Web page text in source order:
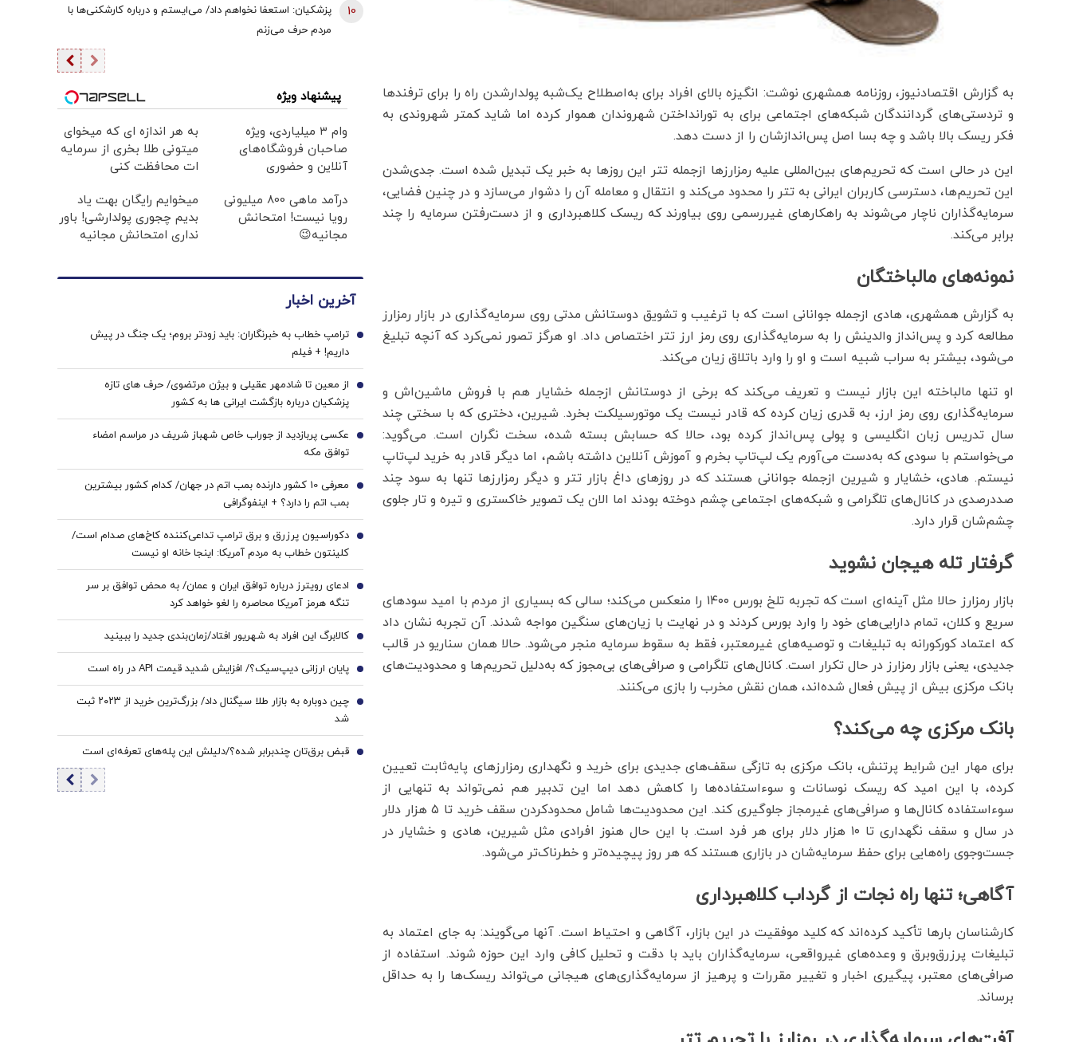
به گزارش اقتصادنیوز، روزنامه همشهری نوشت: انگیزه بالای افراد برای به‌اصطلاح یک‌شبه پولدارشدن راه را برای ترفندها
و تردستی‌های گردانندگان شبکه‌های اجتماعی برای به تورانداختن شهروندان هموار کرده اما شاید کمتر شهروندی به
فکر ریسک بالا باشد و چه بسا اصل پس‌اندازشان را از دست دهد.
این در حالی است که تحریم‌های بین‌المللی علیه رمزارزها ازجمله تتر این روزها به خبر یک تبدیل شده است. جدی‌شدن
این تحریم‌ها، دسترسی کاربران ایرانی به تتر را محدود می‌کند و انتقال و معامله آن را دشوار می‌سازد و در چنین فضایی،
سرمایه‌گذاران ناچار می‌شوند به راهکارهای غیررسمی روی بیاورند که ریسک کلاهبرداری و از دست‌رفتن سرمایه را چند
برابر می‌کند.
نمونه‌های مالباختگان
به گزارش همشهری، هادی ازجمله جوانانی است که با ترغیب و تشویق دوستانش مدتی روی سرمایه‌گذاری در بازار رمزارز
مطالعه کرد و پس‌انداز والدینش را به سرمایه‌گذاری روی رمز ارز تتر اختصاص داد. او هرگز تصور نمی‌کرد که آنچه تبلیغ
می‌شود، بیشتر به سراب شبیه است و او را وارد باتلاق زیان می‌کند.
او تنها مالباخته این بازار نیست و تعریف می‌کند که برخی از دوستانش ازجمله خشایار هم با فروش ماشین‌اش و
سرمایه‌گذاری روی رمز ارز، به قدری زیان کرده که قادر نیست یک موتورسیلکت بخرد. شیرین، دختری که با سختی چند
سال تدریس زبان انگلیسی و پولی پس‌انداز کرده بود، حالا که حسابش بسته شده، سخت نگران است. می‌گوید:
می‌خواستم با سودی که به‌دست می‌آورم یک لپ‌تاپ بخرم و آموزش آنلاین داشته باشم، اما دیگر قادر به خرید لپ‌تاپ
نیستم. هادی، خشایار و شیرین ازجمله جوانانی هستند که در روزهای داغ بازار تتر و دیگر رمزارزها تنها به سود چند
صددرصدی در کانال‌های تلگرامی و شبکه‌های اجتماعی چشم دوخته بودند اما الان یک تصویر خاکستری و تیره و تار جلوی
چشم‌شان قرار دارد.
گرفتار تله هیجان نشوید
بازار رمزارز حالا مثل آینه‌ای است که تجربه تلخ بورس ۱۴۰۰ را منعکس می‌کند؛ سالی که بسیاری از مردم با امید سودهای
سریع و کلان، تمام دارایی‌های خود را وارد بورس کردند و در نهایت با زیان‌های سنگین مواجه شدند. آن تجربه نشان داد
که اعتماد کورکورانه به تبلیغات و توصیه‌های غیرمعتبر، فقط به سقوط سرمایه منجر می‌شود. حالا همان سناریو در قالب
جدیدی، یعنی بازار رمزارز در حال تکرار است. کانال‌های تلگرامی و صرافی‌های بی‌مجوز که به‌دلیل تحریم‌ها و محدودیت‌های
بانک مرکزی بیش از پیش فعال شده‌اند، همان نقش مخرب را بازی می‌کنند.
بانک مرکزی چه می‌کند؟
برای مهار این شرایط پرتنش، بانک مرکزی به تازگی سقف‌های جدیدی برای خرید و نگهداری رمزارزهای پایه‌ثابت تعیین
کرده، با این امید که ریسک نوسانات و سوءاستفاده‌ها را کاهش دهد اما این تدبیر هم نمی‌تواند به تنهایی از
سوءاستفاده کانال‌ها و صرافی‌های غیرمجاز جلوگیری کند. این محدودیت‌ها شامل محدودکردن سقف خرید تا ۵ هزار دلار
در سال و سقف نگهداری تا ۱۰ هزار دلار برای هر فرد است. با این حال هنوز افرادی مثل شیرین، ‌هادی و خشایار در
جست‌وجوی راه‌هایی برای حفظ سرمایه‌شان در بازاری هستند که هر روز پیچیده‌تر و خطرناک‌تر می‌شود.
آگاهی؛ تنها راه نجات از گرداب کلاهبرداری
کارشناسان بارها تأکید کرده‌اند که کلید موفقیت در این بازار، آگاهی و احتیاط است. آنها می‌گویند: به جای اعتماد به
تبلیغات پرزرق‌وبرق و وعده‌های غیرواقعی، سرمایه‌گذاران باید با دقت و تحلیل کافی وارد این حوزه شوند. استفاده از
صرافی‌های معتبر، پیگیری اخبار و تغییر مقررات و پرهیز از سرمایه‌گذاری‌های هیجانی می‌تواند ریسک‌ها را به حداقل
برساند.
پزشکیان: استعفا نخواهم داد/ می‌ایستم و درباره کارشکنی‌ها با
مردم حرف می‌زنم
10
پیشنهاد ویژه
وام ۳ میلیاردی، ویژه
صاحبان فروشگاه‌های
آنلاین و حضوری
به هر اندازه ای که میخوای
میتونی طلا بخری از سرمایه
ات محافظت کنی
درآمد ماهی 800 میلیونی
رویا نیست! امتحانش
مجانیه😉
میخوایم رایگان بهت یاد
بدیم چجوری پولدارشی! باور
نداری امتحانش مجانیه
آخرین اخبار
ترامپ خطاب به خبرنگاران: باید زودتر بروم؛ یک جنگ در پیش
داریم! + فیلم
1
از معین تا شادمهر عقیلی و بیژن مرتضوی/ حرف های تازه
پزشکیان درباره بازگشت ایرانی ها به کشور
2
عکسی پربازدید از جوراب‌ خاص شهباز شریف در مراسم امضاء
توافق‌ مکه
3
معرفی 10 کشور دارنده بمب اتم در جهان/ کدام کشور بیشترین
بمب اتم را دارد؟ + اینفوگرافی
4
دکوراسیون پرزرق‌ و برق ترامپ تداعی‌کننده کاخ‌های صدام است/
کلینتون خطاب به مردم آمریکا: اینجا خانه او نیست
5
ادعای رویترز درباره توافق ایران و عمان/ به محض توافق بر سر
تنگه هرمز آمریکا محاصره را لغو خواهد کرد
6
کالابرگ این افراد به شهریور افتاد/زمان‌بندی جدید را ببینید 7
پایان ارزانی دیپ‌سیک؟/ افزایش شدید قیمت API در راه است 8
چین دوباره به بازار طلا سیگنال داد/ بزرگ‌ترین خرید از ۲۰۲۳ ثبت
شد
9
قبض برق‌تان چندبرابر شده؟/دلیلش این پله‌های تعرفه‌ای است 10